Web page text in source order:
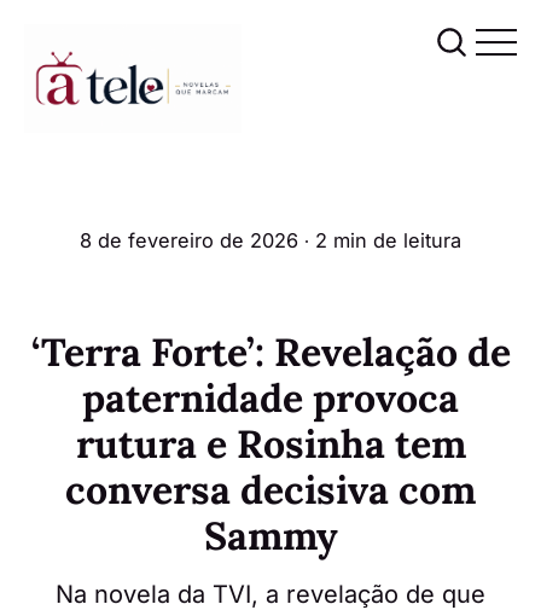
8 de fevereiro de 2026 ∙ 2 min de leitura
‘Terra Forte’: Revelação de
paternidade provoca
rutura e Rosinha tem
conversa decisiva com
Sammy
Na novela da TVI, a revelação de que